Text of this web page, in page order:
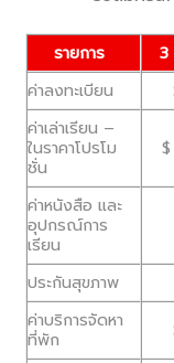
รายการ 3
ค่าลงทะเบียน
ค่าเล่าเรียน –
ในราคาโปรโม
ชั่น
ค่าหนังสือ และ
อุปกรณ์การ
เรียน
ประกันสุขภาพ
ค่าบริการจัดหา
ที่พัก